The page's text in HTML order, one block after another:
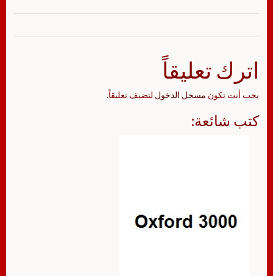
اترك تعليقاً
يجب أنت تكون مسجل الدخول لتضيف تعليقاً.
كتب شائعة: